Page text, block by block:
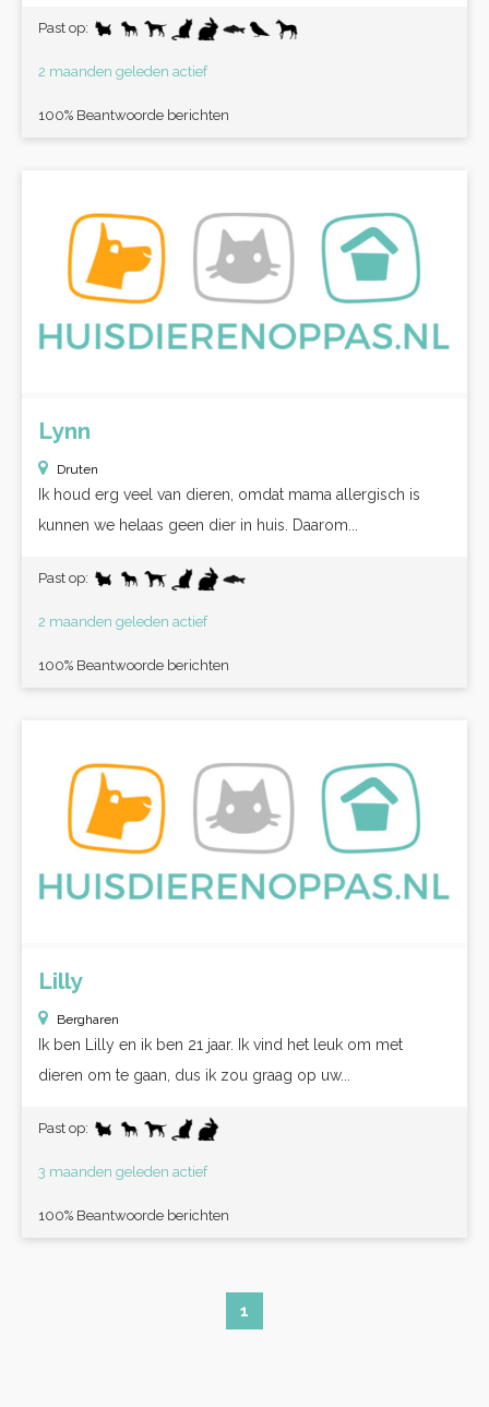
Past op:
2 maanden geleden actief
100% Beantwoorde berichten
Lynn
Druten
Ik houd erg veel van dieren, omdat mama allergisch is
kunnen we helaas geen dier in huis. Daarom...
Past op:
2 maanden geleden actief
100% Beantwoorde berichten
Lilly
Bergharen
Ik ben Lilly en ik ben 21 jaar. Ik vind het leuk om met
dieren om te gaan, dus ik zou graag op uw...
Past op:
3 maanden geleden actief
100% Beantwoorde berichten
1